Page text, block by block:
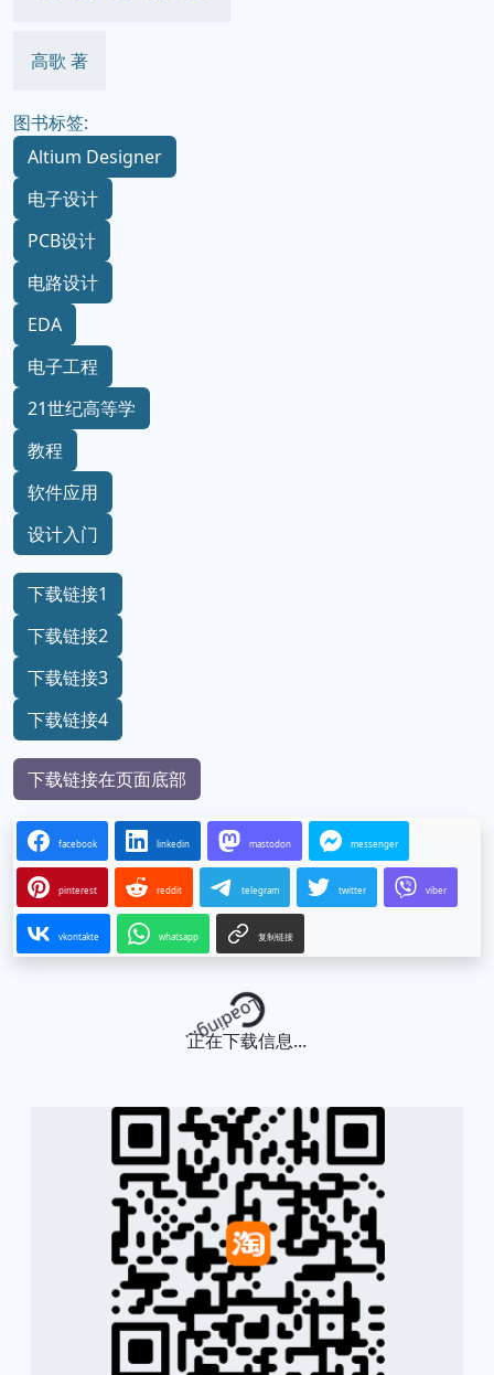
高歌 著
图书标签:
Altium Designer
电子设计
PCB设计
电路设计
EDA
电子工程
21世纪高等学
教程
软件应用
设计入门
下载链接1
下载链接2
下载链接3
下载链接4
下载链接在页面底部
facebook linkedin mastodon messenger
pinterest reddit telegram twitter viber
vkontakte whatsapp 复制链接
Loading...
正在下载信息...